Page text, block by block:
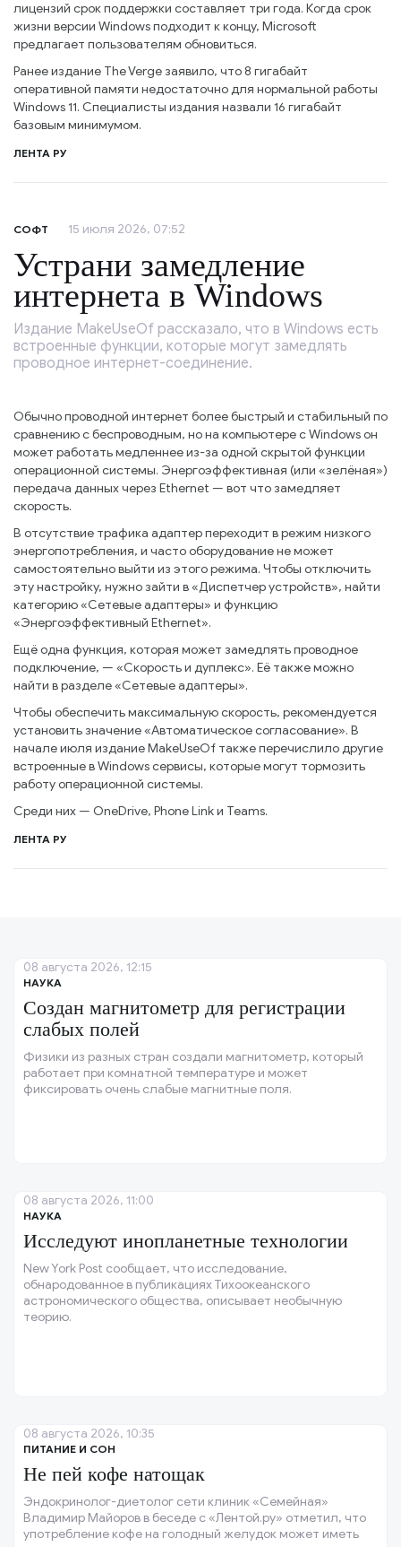
лицензий срок поддержки составляет три года. Когда срок
жизни версии Windows подходит к концу, Microsoft
предлагает пользователям обновиться.
Ранее издание The Verge заявило, что 8 гигабайт
оперативной памяти недостаточно для нормальной работы
Windows 11. Специалисты издания назвали 16 гигабайт
базовым минимумом.
ЛЕНТА РУ
СОФТ 15 июля 2026, 07:52
Устрани замедление
интернета в Windows
Издание MakeUseOf рассказало, что в Windows есть
встроенные функции, которые могут замедлять
проводное интернет-соединение.
Обычно проводной интернет более быстрый и стабильный по
сравнению с беспроводным, но на компьютере с Windows он
может работать медленнее из-за одной скрытой функции
операционной системы. Энергоэффективная (или «зелёная»)
передача данных через Ethernet — вот что замедляет
скорость.
В отсутствие трафика адаптер переходит в режим низкого
энергопотребления, и часто оборудование не может
самостоятельно выйти из этого режима. Чтобы отключить
эту настройку, нужно зайти в «Диспетчер устройств», найти
категорию «Сетевые адаптеры» и функцию
«Энергоэффективный Ethernet».
Ещё одна функция, которая может замедлять проводное
подключение, — «Скорость и дуплекс». Её также можно
найти в разделе «Сетевые адаптеры».
Чтобы обеспечить максимальную скорость, рекомендуется
установить значение «Автоматическое согласование». В
начале июля издание MakeUseOf также перечислило другие
встроенные в Windows сервисы, которые могут тормозить
работу операционной системы.
Среди них — OneDrive, Phone Link и Teams.
ЛЕНТА РУ
НАУКА
Создан магнитометр для регистрации
слабых полей
Физики из разных стран создали магнитометр, который
работает при комнатной температуре и может
фиксировать очень слабые магнитные поля.
08 августа 2026, 12:15
НАУКА
Исследуют инопланетные технологии
New York Post сообщает, что исследование,
обнародованное в публикациях Тихоокеанского
астрономического общества, описывает необычную
теорию.
08 августа 2026, 11:00
ПИТАНИЕ И СОН
Не пей кофе натощак
Эндокринолог-диетолог сети клиник «Семейная»
Владимир Майоров в беседе с «Лентой.ру» отметил, что
употребление кофе на голодный желудок может иметь
08 августа 2026, 10:35